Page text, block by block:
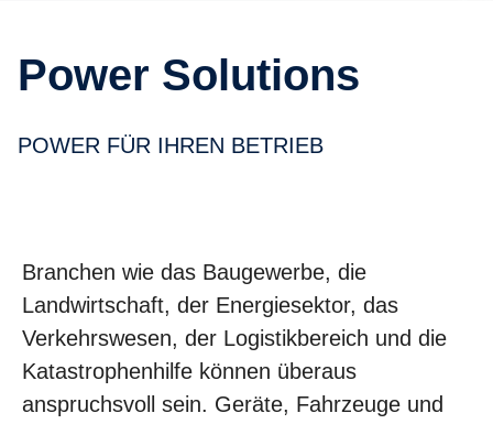
Power Solutions
POWER FÜR IHREN BETRIEB
Branchen wie das Baugewerbe, die
Landwirtschaft, der Energiesektor, das
Verkehrswesen, der Logistikbereich und die
Katastrophenhilfe können überaus
anspruchsvoll sein. Geräte, Fahrzeuge und